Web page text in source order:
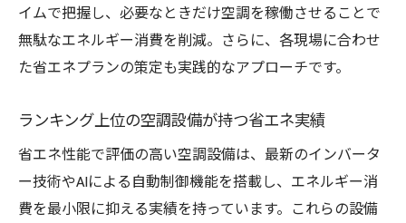
イムで把握し、必要なときだけ空調を稼働させることで
無駄なエネルギー消費を削減。さらに、各現場に合わせ
た省エネプランの策定も実践的なアプローチです。
ランキング上位の空調設備が持つ省エネ実績
省エネ性能で評価の高い空調設備は、最新のインバータ
ー技術やAIによる自動制御機能を搭載し、エネルギー消
費を最小限に抑える実績を持っています。これらの設備